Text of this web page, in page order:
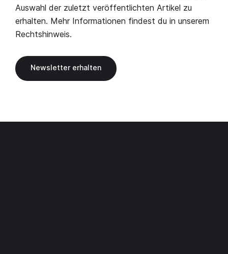
Auswahl der zuletzt veröffentlichten Artikel zu
erhalten. Mehr Informationen findest du in unserem
Rechtshinweis.